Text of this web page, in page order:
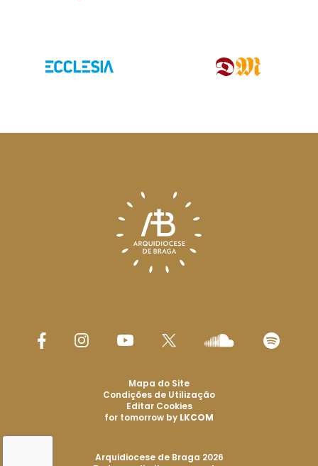
Arquidiocese de Braga 2026
Mapa do Site
Condições de Utilização
Editar Cookies
for tomorrow by LKCOM